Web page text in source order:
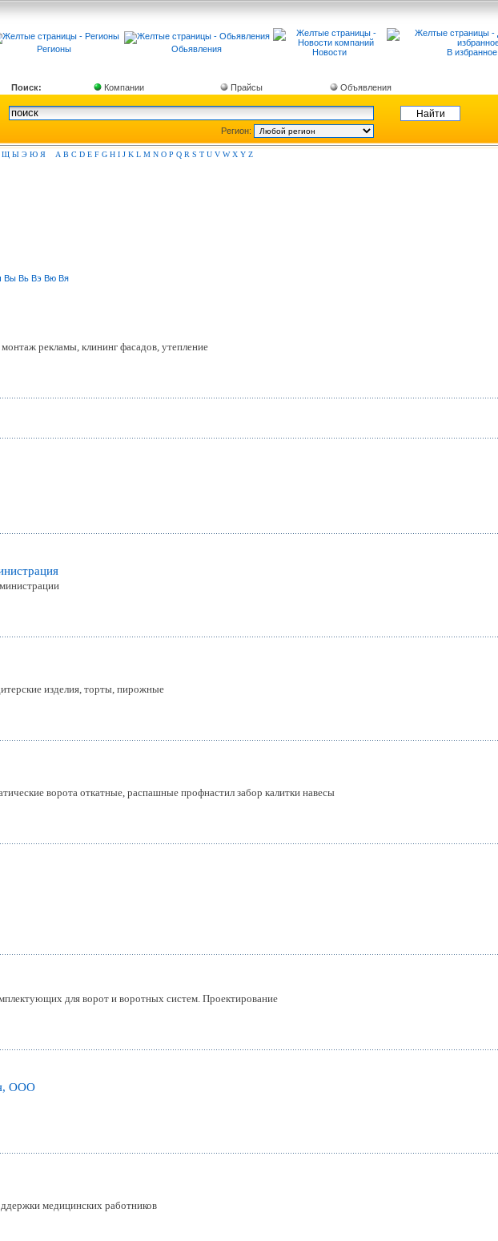
Регионы Обьявления Новости В избранное
Поиск: Компании Прайсы Объявления
Регион:
Щ Ы Э Ю Я A B C D E F G H I J K L M N O P Q R S T U V W X Y Z
Вы Вь Вэ Вю Вя
рекламы, клининг фасадов, утепление
изделия, торты, пирожные
ворота откатные, распашные профнастил забор калитки навесы
для ворот и воротных систем. Проектирование
ООО
медицинских работников